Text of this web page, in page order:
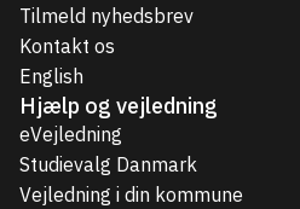
Tilmeld nyhedsbrev
Kontakt os
English
Hjælp og vejledning
eVejledning
Studievalg Danmark
Vejledning i din kommune